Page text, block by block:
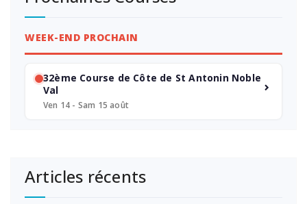
WEEK-END PROCHAIN
32ème Course de Côte de St Antonin Noble
Val
Ven 14 - Sam 15 août
Articles récents